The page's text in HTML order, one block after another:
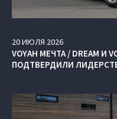
20ИЮЛЯ 2026
VOYAH МЕЧТА / DREAM И
ПОДТВЕРДИЛИ